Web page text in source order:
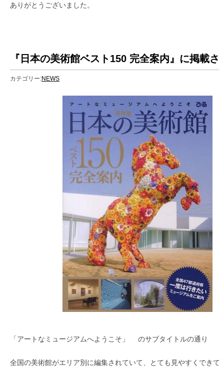
ありがとうございました。
『日本の美術館ベスト150 完全案内』に掲載さ
カテゴリー:NEWS
「アートなミュージアムへようこそ」 のサブタイトルの通り
全国の美術館がエリア別に編集されていて、とても見やすくできて